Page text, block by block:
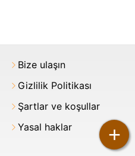
+
Bize ulaşın
Gizlilik Politikası
Şartlar ve koşullar
Yasal haklar